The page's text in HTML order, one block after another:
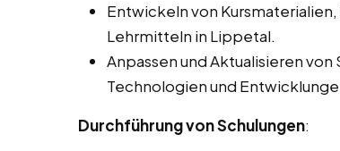
Entwickeln von
Lehrmitteln in Lippetal.
Anpassen und Aktualisieren
Technologien und
Durchführung von Schulungen: